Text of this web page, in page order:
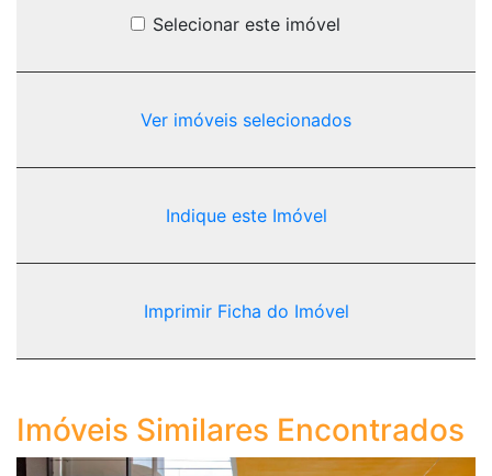
Selecionar este imóvel
Ver imóveis selecionados
Indique este Imóvel
Imprimir Ficha do Imóvel
Imóveis Similares Encontrados